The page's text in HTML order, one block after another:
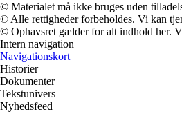
© Materialet må ikke bruges uden
© Alle rettigheder forbeholdes. Vi kan
© Ophavsret gælder for alt indhold her.
Intern navigation
Navigationskort
Historier
Dokumenter
Tekstunivers
Nyhedsfeed